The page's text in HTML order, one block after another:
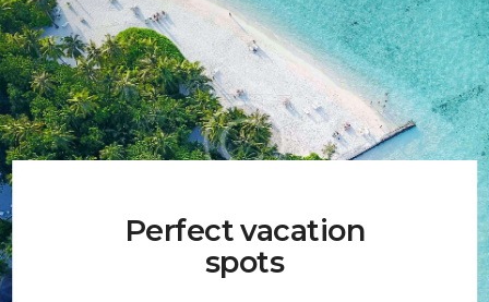
Services
Tour Packages
Air Tickets
Contact Us
Perfect vacation
spots